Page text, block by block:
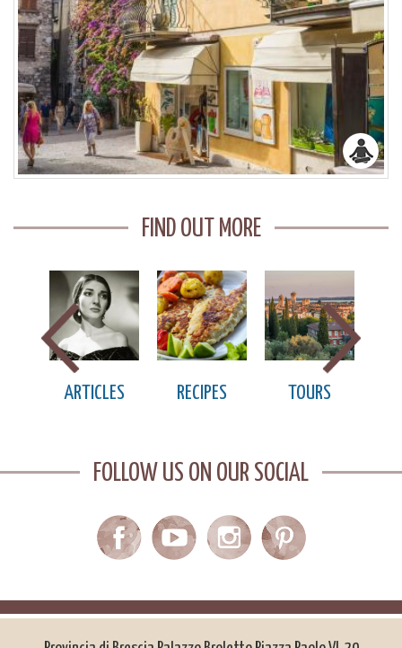
FIND OUT MORE
ARTICLES RECIPES TOURS
FOLLOW US ON OUR SOCIAL